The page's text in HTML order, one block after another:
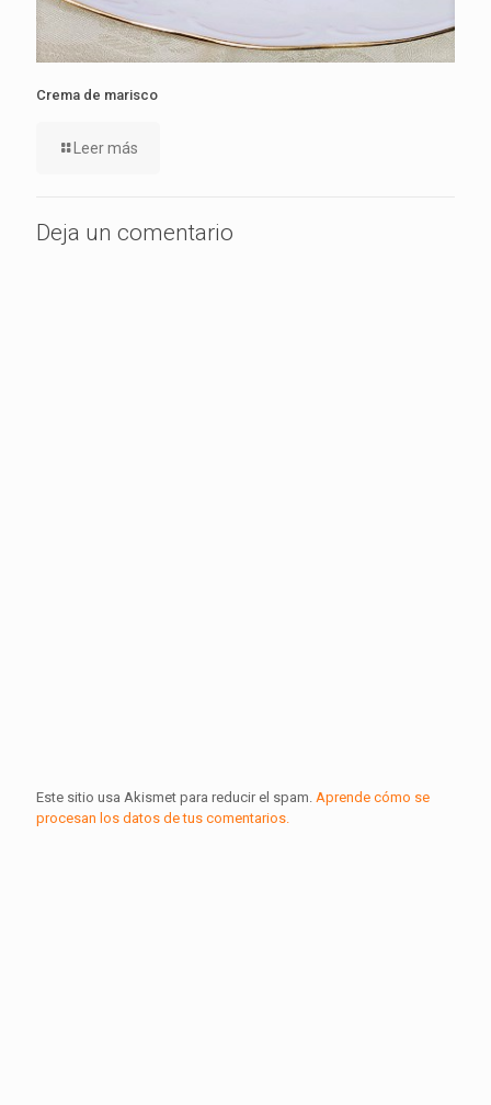
Crema de marisco
Leer más
Deja un comentario
Este sitio usa Akismet para reducir el spam. Aprende cómo se
procesan los datos de tus comentarios.